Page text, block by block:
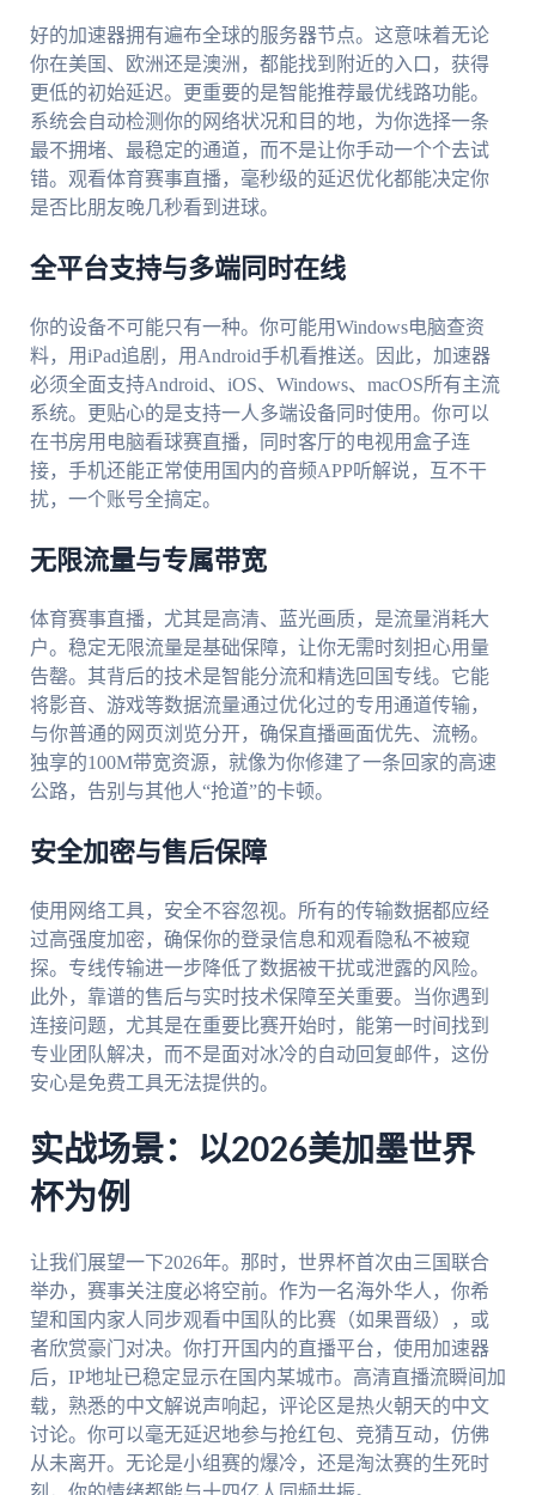
好的加速器拥有遍布全球的服务器节点。这意味着无论
你在美国、欧洲还是澳洲，都能找到附近的入口，获得
更低的初始延迟。更重要的是智能推荐最优线路功能。
系统会自动检测你的网络状况和目的地，为你选择一条
最不拥堵、最稳定的通道，而不是让你手动一个个去试
错。观看体育赛事直播，毫秒级的延迟优化都能决定你
是否比朋友晚几秒看到进球。
全平台支持与多端同时在线
你的设备不可能只有一种。你可能用Windows电脑查资
料，用iPad追剧，用Android手机看推送。因此，加速器
必须全面支持Android、iOS、Windows、macOS所有主流
系统。更贴心的是支持一人多端设备同时使用。你可以
在书房用电脑看球赛直播，同时客厅的电视用盒子连
接，手机还能正常使用国内的音频APP听解说，互不干
扰，一个账号全搞定。
无限流量与专属带宽
体育赛事直播，尤其是高清、蓝光画质，是流量消耗大
户。稳定无限流量是基础保障，让你无需时刻担心用量
告罄。其背后的技术是智能分流和精选回国专线。它能
将影音、游戏等数据流量通过优化过的专用通道传输，
与你普通的网页浏览分开，确保直播画面优先、流畅。
独享的100M带宽资源，就像为你修建了一条回家的高速
公路，告别与其他人“抢道”的卡顿。
安全加密与售后保障
使用网络工具，安全不容忽视。所有的传输数据都应经
过高强度加密，确保你的登录信息和观看隐私不被窥
探。专线传输进一步降低了数据被干扰或泄露的风险。
此外，靠谱的售后与实时技术保障至关重要。当你遇到
连接问题，尤其是在重要比赛开始时，能第一时间找到
专业团队解决，而不是面对冰冷的自动回复邮件，这份
安心是免费工具无法提供的。
实战场景：以2026美加墨世界
杯为例
让我们展望一下2026年。那时，世界杯首次由三国联合
举办，赛事关注度必将空前。作为一名海外华人，你希
望和国内家人同步观看中国队的比赛（如果晋级），或
者欣赏豪门对决。你打开国内的直播平台，使用加速器
后，IP地址已稳定显示在国内某城市。高清直播流瞬间加
载，熟悉的中文解说声响起，评论区是热火朝天的中文
讨论。你可以毫无延迟地参与抢红包、竞猜互动，仿佛
从未离开。无论是小组赛的爆冷，还是淘汰赛的生死时